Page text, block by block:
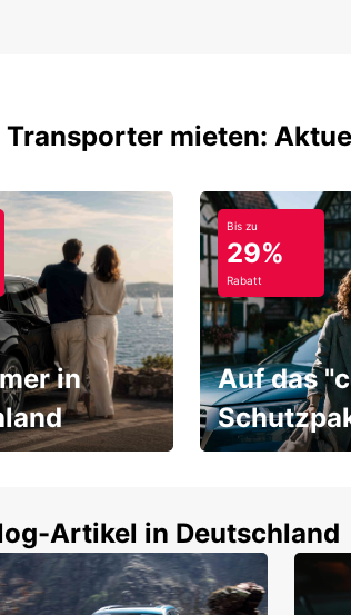
mieten:
in
Bis zu
29%
Rabatt
Auf das
buchen!
Artikel in Deutschland